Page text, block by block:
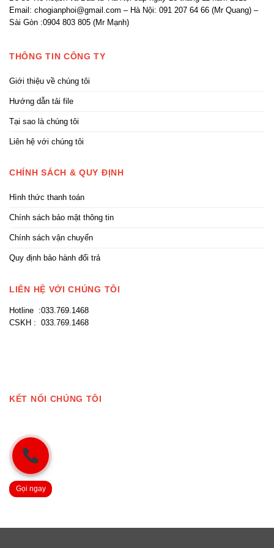
Email: chogianphoi@gmail.com – Hà Nội: 091 207 64 66 (Mr Quang) –
Sài Gòn :0904 803 805 (Mr Mạnh)
THÔNG TIN CÔNG TY
Giới thiệu về chúng tôi
Hướng dẫn tải file
Tại sao là chúng tôi
Liên hệ với chúng tôi
CHÍNH SÁCH & QUY ĐỊNH
Hình thức thanh toán
Chính sách bảo mật thông tin
Chính sách vận chuyển
Quy định bảo hành đổi trả
LIÊN HỆ VỚI CHÚNG TÔI
Hotline :033.769.1468
CSKH : 033.769.1468
KẾT NỐI CHÚNG TÔI
Gọi ngay